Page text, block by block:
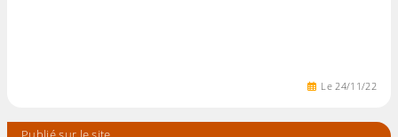
Le24/11/22